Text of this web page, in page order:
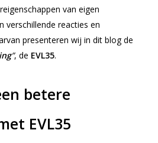
van eigen
verschillende reacties en
presenteren wij in dit blog de
”, de EVL35.
betere
EVL35